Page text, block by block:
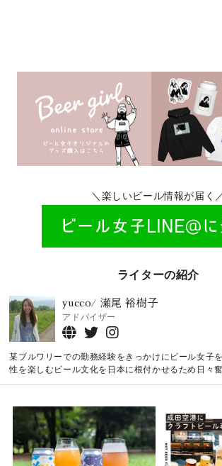
＼楽しいビール情報が届く
ライターの紹介
yucco/ 瀬尾 裕樹子
アドバイザー
某ブルワリーでの勤務経験をきっかけにビール女子
性を楽しむビール文化を日本に根付かせるため日々奮